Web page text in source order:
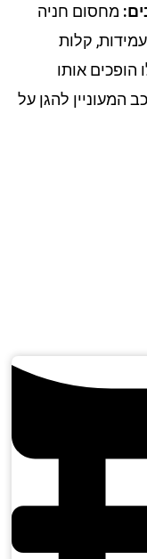
חניה
קלות
אותו
להגן על